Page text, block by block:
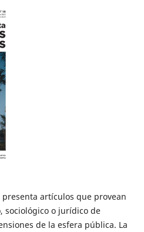
presenta artículos que provean
sociológico o jurídico de
de la esfera pública. La